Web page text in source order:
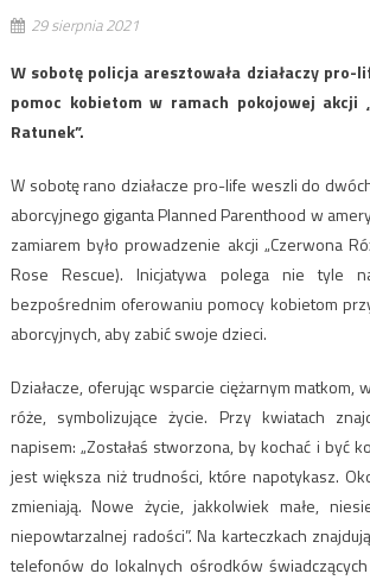
29 sierpnia 2021
W sobotę policja aresztowała działaczy
pomoc kobietom w ramach pokojowej akcji
Ratunek”.
W sobotę rano działacze pro-life weszli do
aborcyjnego giganta Planned Parenthood w
zamiarem było prowadzenie akcji „Czerwona
Rose Rescue). Inicjatywa polega nie tyle
bezpośrednim oferowaniu pomocy kobietom
aborcyjnych, aby zabić swoje dzieci.
Działacze, oferując wsparcie ciężarnym matkom,
róże, symbolizujące życie. Przy kwiatach
napisem: „Zostałaś stworzona, by kochać i być
jest większa niż trudności, które napotykasz.
zmieniają. Nowe życie, jakkolwiek małe,
niepowtarzalnej radości”. Na karteczkach
telefonów do lokalnych ośrodków